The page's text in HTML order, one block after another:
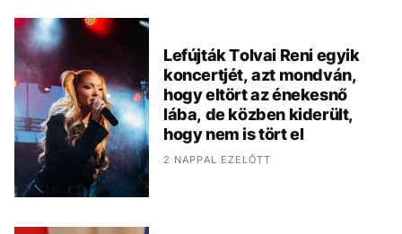
Lefújták Tolvai Reni egyik
koncertjét, azt mondván,
hogy eltört az énekesnő
lába, de közben kiderült,
hogy nem is tört el
2 NAPPAL EZELŐTT